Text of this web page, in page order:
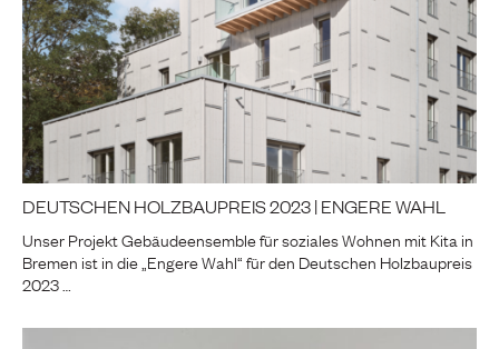
DEUTSCHEN HOLZBAUPREIS 2023 | ENGERE WAHL
Unser Projekt Gebäudeensemble für soziales Wohnen mit Kita in
Bremen ist in die „Engere Wahl“ für den Deutschen Holzbaupreis
2023 …